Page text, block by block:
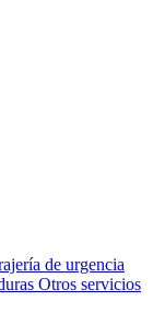
de urgencia
Otros servicios